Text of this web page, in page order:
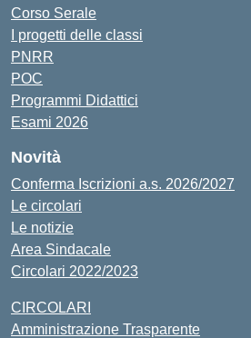
Corso Serale
I progetti delle classi
PNRR
POC
Programmi Didattici
Esami 2026
Novità
Conferma Iscrizioni a.s. 2026/2027
Le circolari
Le notizie
Area Sindacale
Circolari 2022/2023
CIRCOLARI
Amministrazione Trasparente